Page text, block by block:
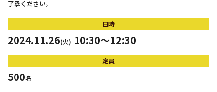
了承ください。
日時
2024.11.26(火) 10:30～12:30
定員
500名